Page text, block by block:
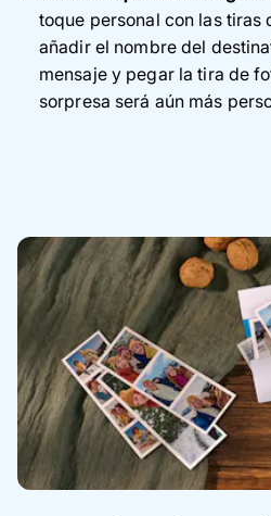
toque personal con las tiras
añadir el nombre del
mensaje y pegar la tira de
sorpresa será aún más